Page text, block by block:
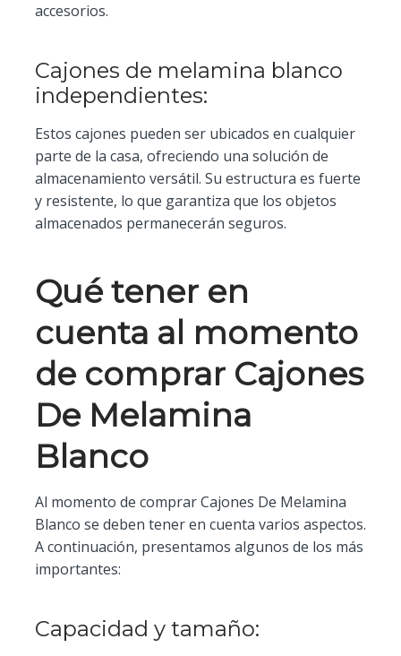
accesorios.
Cajones de melamina blanco
independientes:
Estos cajones pueden ser ubicados en cualquier
parte de la casa, ofreciendo una solución de
almacenamiento versátil. Su estructura es fuerte
y resistente, lo que garantiza que los objetos
almacenados permanecerán seguros.
Qué tener en
cuenta al momento
de comprar Cajones
De Melamina
Blanco
Al momento de comprar Cajones De Melamina
Blanco se deben tener en cuenta varios aspectos.
A continuación, presentamos algunos de los más
importantes:
Capacidad y tamaño: